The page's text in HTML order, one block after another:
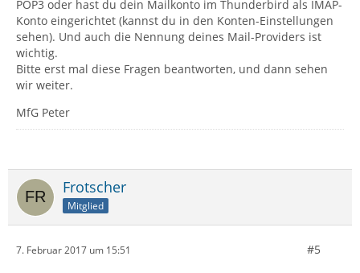
POP3 oder hast du dein Mailkonto im Thunderbird als IMAP-
Konto eingerichtet (kannst du in den Konten-Einstellungen
sehen). Und auch die Nennung deines Mail-Providers ist
wichtig.
Bitte erst mal diese Fragen beantworten, und dann sehen
wir weiter.
MfG Peter
Frotscher
Mitglied
7. Februar 2017 um 15:51 #5